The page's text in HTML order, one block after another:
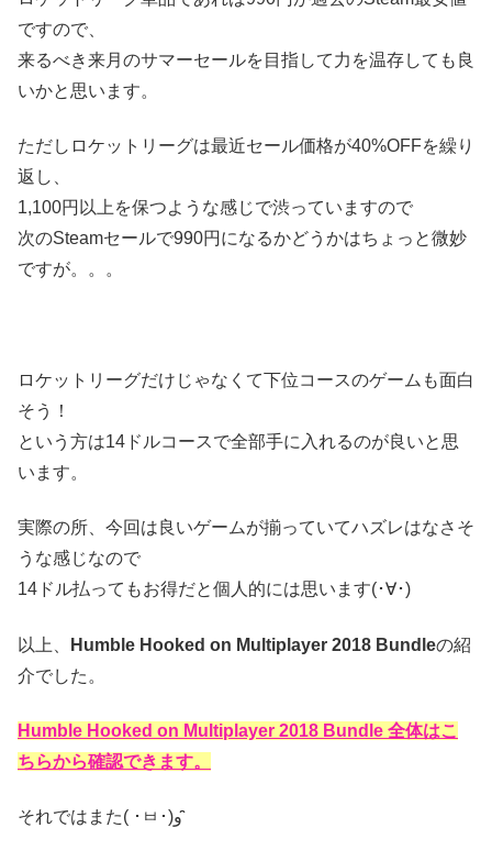
ですので、
来るべき来月のサマーセールを目指して力を温存しても良
いかと思います。
ただしロケットリーグは最近セール価格が40%OFFを繰り
返し、
1,100円以上を保つような感じで渋っていますので
次のSteamセールで990円になるかどうかはちょっと微妙
ですが。。。
ロケットリーグだけじゃなくて下位コースのゲームも面白
そう！
という方は14ドルコースで全部手に入れるのが良いと思
います。
実際の所、今回は良いゲームが揃っていてハズレはなさそ
うな感じなので
14ドル払ってもお得だと個人的には思います(･∀･)
以上、 Humble Hooked on Multiplayer 2018 Bundleの紹
介でした。
Humble Hooked on Multiplayer 2018 Bundle 全体はこ
ちらから確認できます。
それではまた( ･ㅂ･)و ̑̑